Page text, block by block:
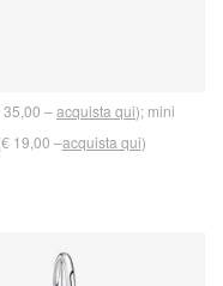
–acquista qui); mini
19,00 –acquista qui)